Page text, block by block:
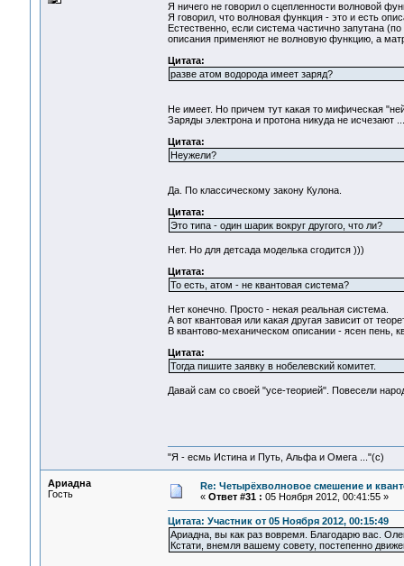
Я ничего не говорил о сцепленности волновой
Я говорил, что волновая функция - это и есть
Естественно, если система частично запутана
описания применяют не волновую функцию, а
Цитата:
разве атом водорода имеет заряд?
Не имеет. Но причем тут какая то мифическая
Заряды электрона и протона никуда не исчезают ...
Цитата:
Неужели?
Да. По классическому закону Кулона.
Цитата:
Это типа - один шарик вокруг другого, что ли?
Нет. Но для детсада моделька сгодится )))
Цитата:
То есть, атом - не квантовая система?
Нет конечно. Просто - некая реальная система.
А вот квантовая или какая другая зависит от
В квантово-механическом описании - ясен пень,
Цитата:
Тогда пишите заявку в нобелевский комитет.
Давай сам со своей "усе-теорией". Повесели
"Я - есмь Истина и Путь, Альфа и Омега ..."(с)
Ариадна
Гость
Re: Четырёхволновое смешение и
« Ответ #31 : 05 Ноября 2012, 00:41:55 »
Цитата: Участник от 05 Ноября 2012, 00:15:49
Ариадна, вы как раз вовремя. Благодарю вас.
Кстати, внемля вашему совету, постепенно